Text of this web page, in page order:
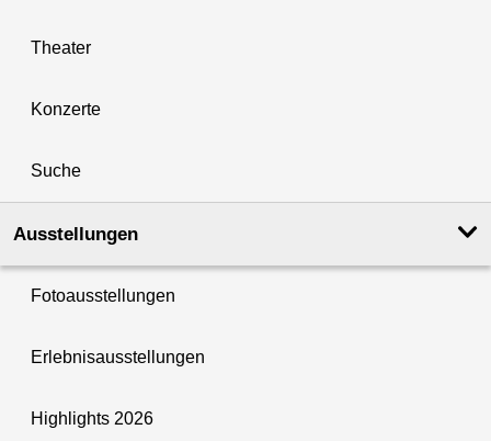
Theater
Konzerte
Suche
Ausstellungen
Fotoausstellungen
Erlebnisausstellungen
Highlights 2026